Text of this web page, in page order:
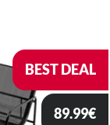
BEST DEAL
89.99€